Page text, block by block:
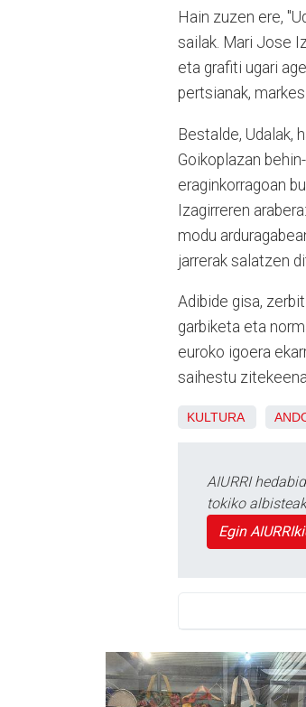
Hain zuzen ere,
sailak. Mari Jose
eta grafiti ugari
pertsianak,
Bestalde, Udalak,
Goikoplazan
eraginkorragoan
Izagirreren
modu
jarrerak salatzen
Adibide gisa,
garbiketa eta
euroko igoera
saihestu
KULTURA
AIURRI
tokiko
Egin